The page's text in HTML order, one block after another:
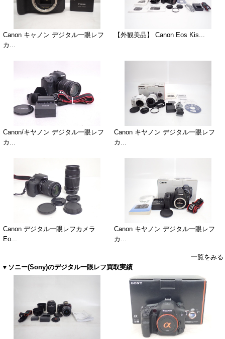
Canon キャノン デジタル一眼レフ
カ...
【外観美品】 Canon Eos Kis...
Canon/キヤノン デジタル一眼レフ
カ...
Canon キヤノン デジタル一眼レフ
カ...
Canon デジタル一眼レフカメラ
Eo...
Canon キヤノン デジタル一眼レフ
カ...
一覧をみる
▼ソニー(Sony)のデジタル一眼レフ買取実績